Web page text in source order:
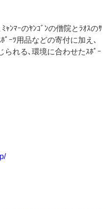
ﾝﾏｰのﾔﾝｺﾞﾝの僧院とﾗｵｽのｻ
ﾟｰﾂ用品などの寄付に加え､
られる､環境に合わせたｽﾎﾟｰ